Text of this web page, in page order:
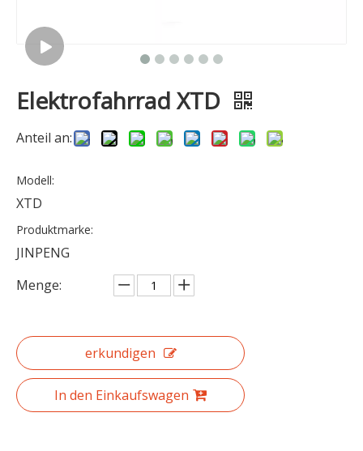
Elektrofahrrad XTD
Anteil an:
Modell:
XTD
Produktmarke:
JINPENG
Menge:
erkundigen
In den Einkaufswagen